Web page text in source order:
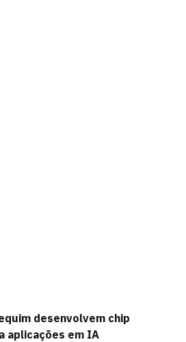
desenvolvem chip
aplicações em IA